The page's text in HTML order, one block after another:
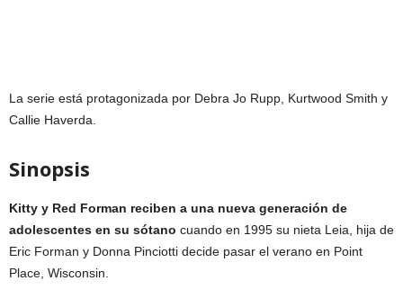
La serie está protagonizada por Debra Jo Rupp, Kurtwood Smith y
Callie Haverda.
Sinopsis
Kitty y Red Forman reciben a una nueva generación de
adolescentes en su sótano cuando en 1995 su nieta Leia, hija de
Eric Forman y Donna Pinciotti decide pasar el verano en Point
Place, Wisconsin.